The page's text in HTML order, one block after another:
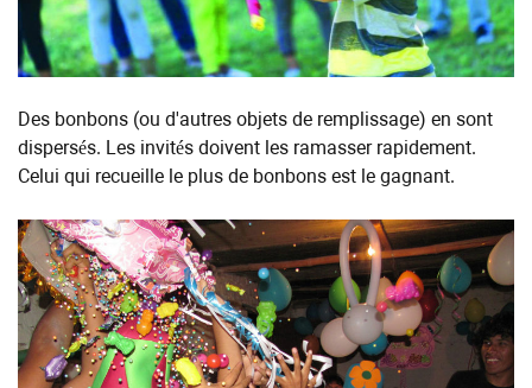
Des bonbons (ou d'autres objets de remplissage) en sont
dispersés. Les invités doivent les ramasser rapidement.
Celui qui recueille le plus de bonbons est le gagnant.